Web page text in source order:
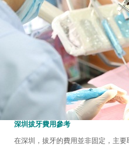
深圳拔牙費用參考
在深圳，拔牙的費用並非固定，主要